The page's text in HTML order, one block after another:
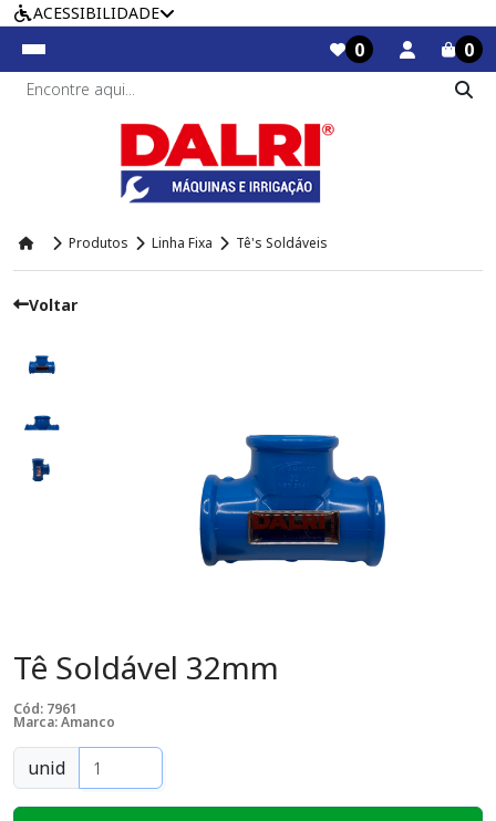
ACESSIBILIDADE
0 0
Produtos Linha Fixa Tê's Soldáveis
Voltar
Tê Soldável 32mm
Cód: 7961
Marca: Amanco
unid